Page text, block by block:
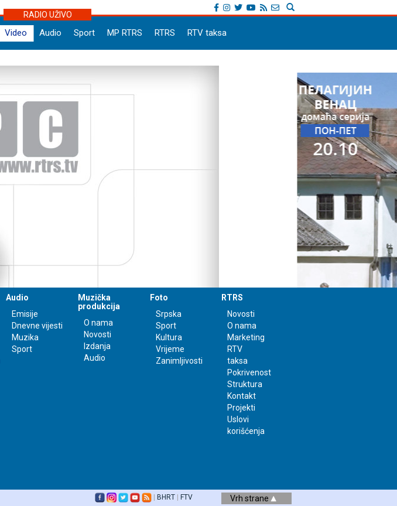
RADIO UŽIVO
Video Audio Sport MP RTRS RTRS RTV taksa
Audio
Emisije
Dnevne vijesti
Muzika
Sport
Muzička
produkcija
O nama
Novosti
Izdanja
Audio
Foto
Srpska
Sport
Kultura
Vrijeme
Zanimljivosti
RTRS
Novosti
O nama
Marketing
RTV
taksa
Pokrivenost
Struktura
Kontakt
Projekti
Uslovi
korišćenja
BHRT FTV Vrh strane